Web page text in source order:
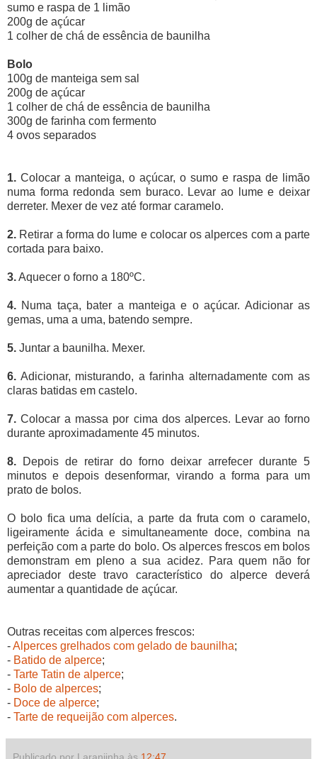
sumo e raspa de 1 limão
200g de açúcar
1 colher de chá de essência de baunilha
Bolo
100g de manteiga sem sal
200g de açúcar
1 colher de chá de essência de baunilha
300g de farinha com fermento
4 ovos separados
1. Colocar a manteiga, o açúcar, o sumo e raspa de limão
numa forma redonda sem buraco. Levar ao lume e deixar
derreter. Mexer de vez até formar caramelo.
2. Retirar a forma do lume e colocar os alperces com a parte
cortada para baixo.
3.Aquecer o forno a 180ºC.
4. Numa taça, bater a manteiga e o açúcar. Adicionar as
gemas, uma a uma, batendo sempre.
5. Juntar a baunilha. Mexer.
6. Adicionar, misturando, a farinha alternadamente com as
claras batidas em castelo.
7. Colocar a massa por cima dos alperces. Levar ao forno
durante aproximadamente 45 minutos.
8. Depois de retirar do forno deixar arrefecer durante 5
minutos e depois desenformar, virando a forma para um
prato de bolos.
O bolo fica uma delícia, a parte da fruta com o caramelo,
ligeiramente ácida e simultaneamente doce, combina na
perfeição com a parte do bolo. Os alperces frescos em bolos
demonstram em pleno a sua acidez. Para quem não for
apreciador deste travo característico do alperce deverá
aumentar a quantidade de açúcar.
Outras receitas com alperces frescos:
-Alperces grelhados com gelado de baunilha;
- Batido de alperce;
- Tarte Tatin de alperce;
- Bolo de alperces;
- Doce de alperce;
- Tarte de requeijão com alperces.
Publicado por Laranjinha às 12:47